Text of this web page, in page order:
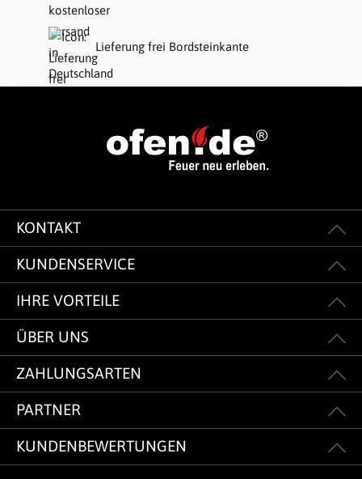
Lieferung frei Bordsteinkante
KONTAKT
KUNDENSERVICE
IHRE VORTEILE
ÜBER UNS
ZAHLUNGSARTEN
PARTNER
KUNDENBEWERTUNGEN